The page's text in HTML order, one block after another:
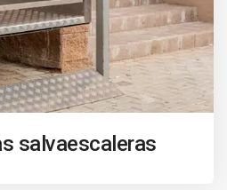
salvaescaleras